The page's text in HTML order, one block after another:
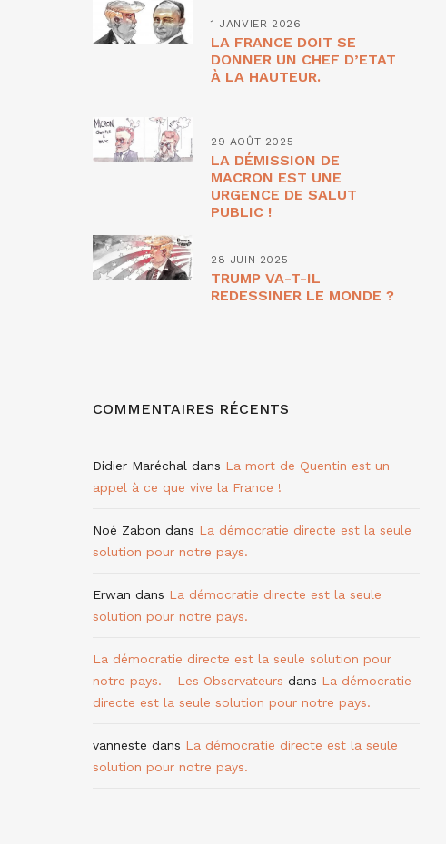
1 JANVIER 2026
LA FRANCE DOIT SE
DONNER UN CHEF D’ETAT
À LA HAUTEUR.
29 AOÛT 2025
LA DÉMISSION DE
MACRON EST UNE
URGENCE DE SALUT
PUBLIC !
28 JUIN 2025
TRUMP VA-T-IL
REDESSINER LE MONDE ?
COMMENTAIRES RÉCENTS
Didier Maréchal dans La mort de Quentin est un
appel à ce que vive la France !
Noé Zabon dans La démocratie directe est la seule
solution pour notre pays.
Erwan dans La démocratie directe est la seule
solution pour notre pays.
La démocratie directe est la seule solution pour
notre pays. - Les Observateurs dans La démocratie
directe est la seule solution pour notre pays.
vanneste dans La démocratie directe est la seule
solution pour notre pays.